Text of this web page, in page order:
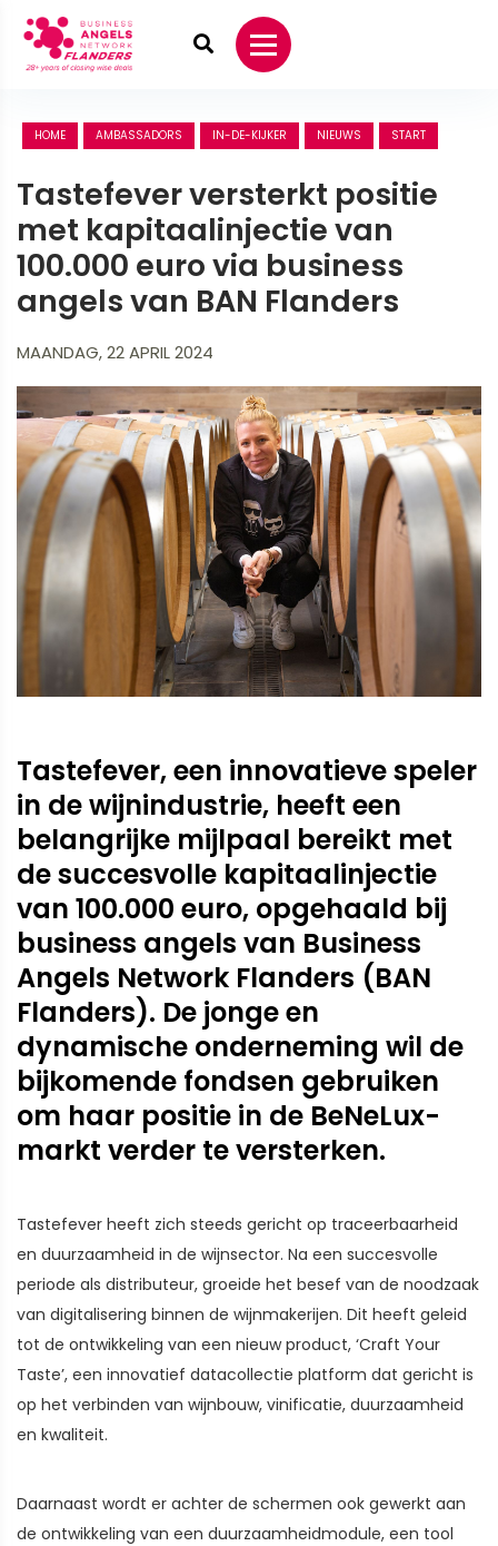
HOME AMBASSADORS IN-DE-KIJKER NIEUWS START
Tastefever versterkt positie
met kapitaalinjectie van
100.000 euro via business
angels van BAN Flanders
MAANDAG, 22 APRIL 2024
Tastefever, een innovatieve speler
in de wijnindustrie, heeft een
belangrijke mijlpaal bereikt met
de succesvolle kapitaalinjectie
van 100.000 euro, opgehaald bij
business angels van Business
Angels Network Flanders (BAN
Flanders). De jonge en
dynamische onderneming wil de
bijkomende fondsen gebruiken
om haar positie in de BeNeLux-
markt verder te versterken.
Tastefever heeft zich steeds gericht op traceerbaarheid
en duurzaamheid in de wijnsector. Na een succesvolle
periode als distributeur, groeide het besef van de noodzaak
van digitalisering binnen de wijnmakerijen. Dit heeft geleid
tot de ontwikkeling van een nieuw product, ‘Craft Your
Taste’, een innovatief datacollectie platform dat gericht is
op het verbinden van wijnbouw, vinificatie, duurzaamheid
en kwaliteit.
Daarnaast wordt er achter de schermen ook gewerkt aan
de ontwikkeling van een duurzaamheidmodule, een tool